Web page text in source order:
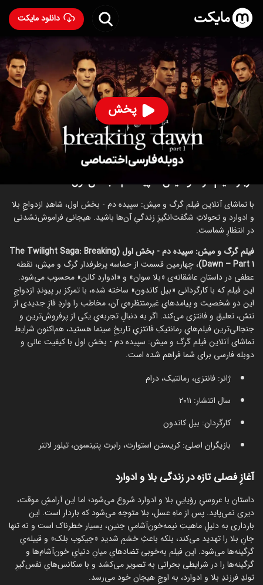
دانلود مایکت
پخش
فیلم گرگ و میش: سپیده دم - بخش اول با دوبله فارسی
- The
Twilight Saga: Breaking Dawn - Part 1 2011
۸۵۵ 90%
ساخت آمریکا سال 2011
رده سنی ۱۳+
درام عاشقانه
درباره فیلم گرگ و میش: سپیده دم - بخش اول
با تماشای آنلاین فیلم گرگ و میش: سپیده دم - بخش اول، شاهدِ ازدواجِ بلا
و ادوارد و تحولاتِ شگفت‌انگیزِ زندگیِ آن‌ها باشید. هیجانی فراموش‌نشدنی
در انتظارِ شماست.
فیلم گرگ و میش: سپیده دم - بخش اول (The Twilight Saga: Breaking
Dawn – Part 1) ، چهارمین قسمت از حماسه پرطرفدار گرگ و میش، نقطه
عطفی در داستانِ عاشقانه‌ی «بلا سوان» و «ادوارد کالن» محسوب می‌شود.
این فیلم که با کارگردانی «بیل کاندون» ساخته شده، با تمرکز بر پیوندِ ازدواجِ
این دو شخصیت و پیامدهایِ غیرمنتظره‌یِ آن، مخاطب را واردِ فازِ جدیدی از
تنش، تعلیق و فانتزی می‌کند. اگر به دنبالِ تجربه‌یِ یکی از پرفروش‌ترین و
جنجالی‌ترین فیلم‌هایِ رمانتیکِ فانتزیِ تاریخِ سینما هستید، هم‌اکنون شرایط
تماشای آنلاین فیلم گرگ و میش: سپیده دم - بخش اول با کیفیت عالی و
دوبله فارسی برای شما فراهم شده است.
ژانر: فانتزی، رمانتیک، درام
سال انتشار: ۲۰۱۱
کارگردان: بیل کاندون
بازیگران اصلی: کریستن استوارت، رابرت پتینسون، تیلور لاتنر
آغازِ فصلی تازه در زندگی بلا و ادوارد
داستان با عروسیِ رؤیاییِ بلا و ادوارد شروع می‌شود؛ اما این آرامشِ موقت،
دیری نمی‌پاید. پس از ماهِ عسل، بلا متوجه می‌شود که باردار است. این
بارداری به دلیلِ ماهیتِ نیمه‌خون‌آشامیِ جنین، بسیار خطرناک است و نه تنها
جانِ بلا را تهدید می‌کند، بلکه باعثِ خشمِ شدیدِ «جیکوب بلک» و قبیله‌یِ
گرگینه‌ها می‌شود. این فیلم به‌خوبی تضادهایِ میانِ دنیایِ خون‌آشام‌ها و
گرگینه‌ها را در شرایطی بحرانی به تصویر می‌کشد و با سکانس‌هایِ نفس‌گیرِ
تولدِ فرزندِ بلا و ادوارد، به اوجِ هیجانِ خود می‌رسد.